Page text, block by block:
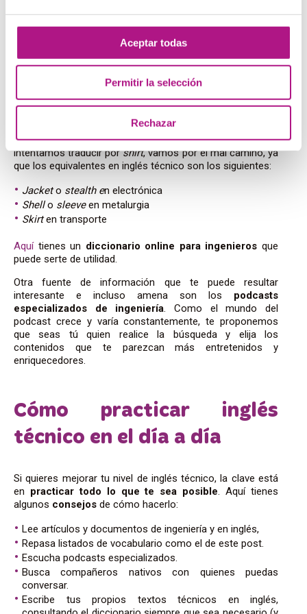
Aceptar todas
Permitir la selección
Rechazar
basa en textos oficiales para ofrecer traducciones de
todo tipo de terminología en todos los idiomas de Europa.
Este buscador te sacará de más de un apuro, pero
ideal es tener un diccionario específico de tu sector
de actividad.
Al igual que en español, los términos técnicos no
siempre tienen que ver con el lenguajecomún, por lo
te cuadre mucho si las buscasen un diccionario general.
Por ejemplo, si tomamos el término “camisa” y lo
intentamos traducir porshirt, vamos por el mal camino, ya
que los equivalentes en inglés técnico son los siguientes:
Jacketo stealth en electrónica
Shello sleeveen metalurgia
Skirten transporte
Aquítienes un diccionario online para ingenieros que
puede serte de utilidad.
Otra fuente de información que te puede resultar
interesante e incluso amena son los podcasts
especializados de ingeniería . Como el mundo del
podcast crece y varía constantemente, te proponemos
que seas tú quien realice la búsqueda y elija los
contenidos que te parezcan más entretenidos y
enriquecedores.
Cómo practicar inglés
técnico en el día a día
Si quieres mejorar tu nivel de inglés técnico, la clave está
en practicar todo lo que te sea posible . Aquí tienes
algunos consejos de cómo hacerlo:
Lee artículos y documentos de ingeniería y en inglés,
Repasa listados de vocabulario como el de este post.
Escucha podcasts especializados.
Busca compañeros nativos con quienes puedas
conversar.
Escribe tus propios textos técnicos en inglés,